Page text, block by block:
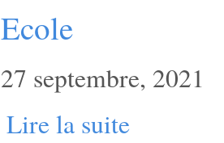
Ecole
27 septembre, 2021
Lire la suite